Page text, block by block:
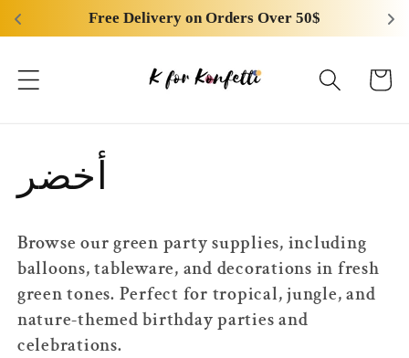
Free Delivery on Orders Over 50$
عربة
التسوق
م
ج
م
و
أخضر
Browse our green party supplies, including
balloons, tableware, and decorations in fresh
green tones. Perfect for tropical, jungle, and
nature-themed birthday parties and
celebrations.